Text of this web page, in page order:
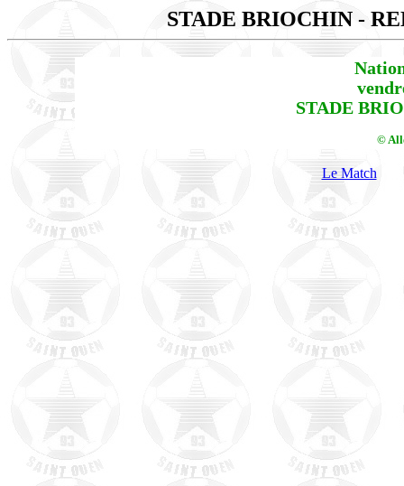
STADE BRIOCHIN -
STADE
©
Le Match